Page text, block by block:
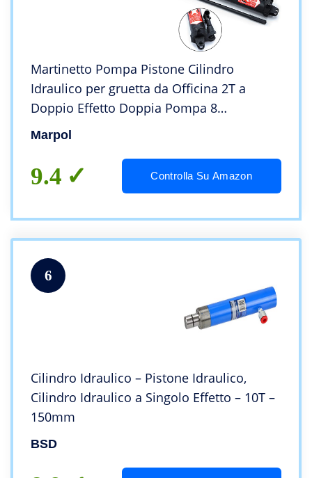
Martinetto Pompa Pistone Cilindro
Idraulico per gruetta da Officina 2T a
Doppio Effetto Doppia Pompa 8
Tonnellate
Marpol
9.4 Controlla Su Amazon
6
Cilindro Idraulico – Pistone Idraulico,
Cilindro Idraulico a Singolo Effetto – 10T –
150mm
BSD